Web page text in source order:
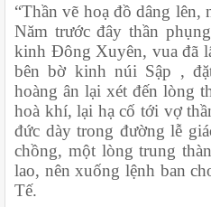
“Thần vẽ hoạ đồ dâng lên,
Năm trước đây thần
kinh Đông Xuyên, vua đã
bên bờ kinh núi Sập ,
hoàng ân lại xét đến lòng
hoà khí, lại hạ cố tới vợ
đức dày trong đường lễ
chồng, một lòng trung
lao, nên xuống lệnh ban
Tế.